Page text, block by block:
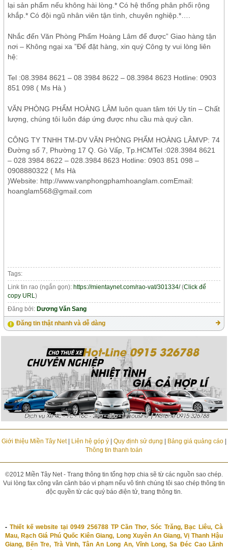
lại sản phẩm nếu không hài lòng.* Có hệ thống phân phối rộng
khắp.* Có đội ngũ nhân viên tận tình, chuyên nghiệp.*….
Nhắc đến Văn Phòng Phẩm Hoàng Lâm để được” Giao hàng tận
nơi – Không ngại xa ”Để đặt hàng, xin quý Công ty vui lòng liên
hệ:
Tel :08.3984 8621 – 08 3984 8622 – 08.3984 8623 Hotline: 0903
851 098 ( Ms Hà )
VĂN PHÒNG PHẨM HOÀNG LÂM luôn quan tâm tới Uy tín – Chất
lượng, chúng tôi luôn đáp ứng được nhu cầu mà quý cần.
CÔNG TY TNHH TM-DV VĂN PHÒNG PHẨM HOÀNG LÂMVP: 74
Đường số 7, Phường 17 Q. Gò Vấp, Tp.HCMTel :028.3984 8621
– 028 3984 8622 – 028.3984 8623 Hotline: 0903 851 098 –
0908880322 ( Ms Hà
)Website: http://www.vanphongphamhoanglam.comEmail:
hoanglam568@gmail.com
Tags:
Link tin rao (ngắn gọn): https://mientaynet.com/rao-vat/301334/(Click để
copy URL)
Đăng bởi: Dương Văn Sang
Đăng tin thật nhanh và dễ dàng
Giới thiệu Miền Tây Net| Liên hệ góp ý| Quy định sử dụng Bảng giá quảng cáo|
Thông tin thanh toán
©2012 Miền Tây Net - Trang thông tin tổng hợp chia sẽ từ các nguồn sao chép.
Vui lòng fax công văn cảnh báo vi phạm nếu vô tình chúng tôi sao chép thông tin
độc quyền từ các quý báo điện tử, trang thông tin.
- Thiết kế website tại 0949 256788 TP Cần Thơ, Sóc Trăng, Bạc Liêu, Cà
Mau, Rạch Giá Phú Quốc Kiên Giang, Long Xuyên An Giang, Vị Thanh Hậu
Giang, Bến Tre, Trà Vinh, Tân An Long An, Vĩnh Long, Sa Đéc Cao Lãnh